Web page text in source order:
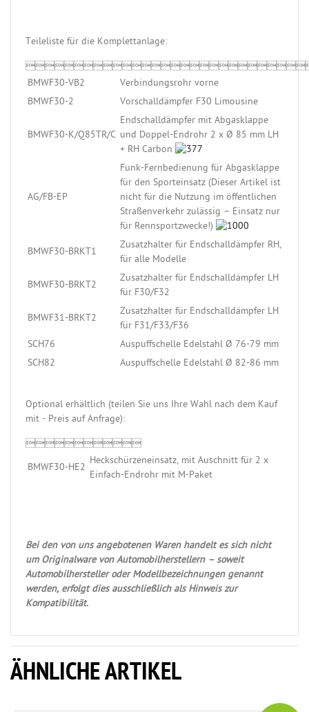
Teileliste für die Komplettanlage:
BMWF30-VB2
Verbindungsrohr vorne
BMWF30-2
Vorschalldämpfer F30 Limousine
BMWF30-K/Q85TR/C
Endschalldämpfer mit Abgasklappe
und Doppel-Endrohr 2 x Ø 85 mm LH
+ RH Carbon
AG/FB-EP
Funk-Fernbedienung für Abgasklappe
für den Sporteinsatz (Dieser Artikel ist
nicht für die Nutzung im öffentlichen
Straßenverkehr zulässig – Einsatz nur
für Rennsportzwecke!)
BMWF30-BRKT1
Zusatzhalter für Endschalldämpfer RH,
für alle Modelle
BMWF30-BRKT2
Zusatzhalter für Endschalldämpfer LH
für F30/F32
BMWF31-BRKT2
Zusatzhalter für Endschalldämpfer LH
für F31/F33/F36
SCH76
Auspuffschelle Edelstahl Ø 76-79 mm
SCH82
Auspuffschelle Edelstahl Ø 82-86 mm
Optional erhältlich (teilen Sie uns Ihre Wahl nach dem Kauf
mit - Preis auf Anfrage):

BMWF30-HE2
Heckschürzeneinsatz, mit Auschnitt für 2 x
Einfach-Endrohr mit M-Paket
Bei den von uns angebotenen Waren handelt es sich nicht
um Originalware von Automobilherstellern – soweit
Automobilhersteller oder Modellbezeichnungen genannt
werden, erfolgt dies ausschließlich als Hinweis zur
Kompatibilität.
ÄHNLICHE ARTIKEL